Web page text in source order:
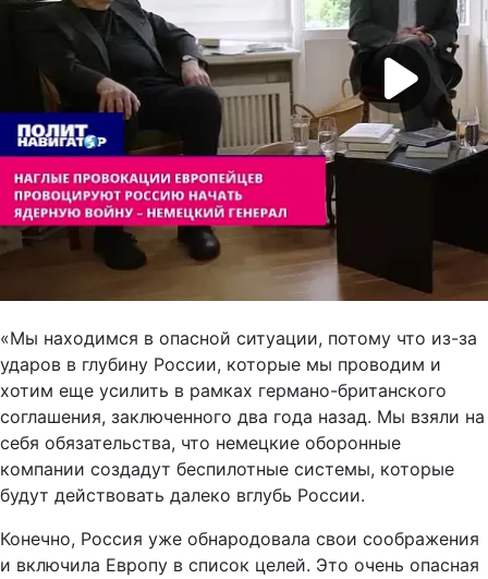
«Мы находимся в опасной ситуации, потому что из-за
ударов в глубину России, которые мы проводим и
хотим еще усилить в рамках германо-британского
соглашения, заключенного два года назад. Мы взяли на
себя обязательства, что немецкие оборонные
компании создадут беспилотные системы, которые
будут действовать далеко вглубь России.
Конечно, Россия уже обнародовала свои соображения
и включила Европу в список целей. Это очень опасная